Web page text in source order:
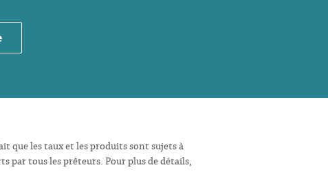
que les taux et les produits sont sujets à
par tous les prêteurs. Pour plus de détails,